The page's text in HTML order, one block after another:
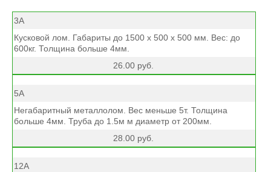
3А
Кусковой лом. Габариты до 1500 х 500 х 500 мм. Вес: до
600кг. Толщина больше 4мм.
26.00 руб.
5А
Негабаритный металлолом. Вес меньше 5т. Толщина
больше 4мм. Труба до 1.5м м диаметр от 200мм.
28.00 руб.
12А